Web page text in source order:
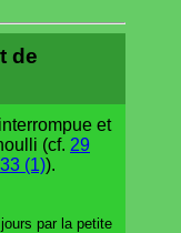
de
et
(cf. 29
(1)).
par la petite